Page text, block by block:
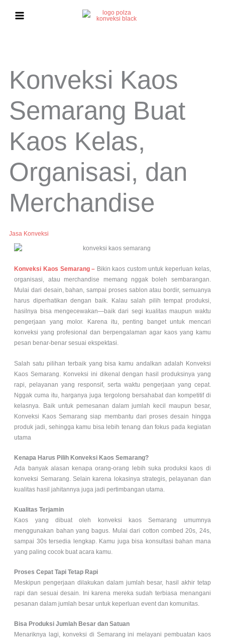
Konveksi Kaos
Semarang Buat
Kaos Kelas,
Organisasi, dan
Merchandise
Jasa Konveksi
Konveksi Kaos Semarang – Bikin kaos custom untuk keperluan kelas,
organisasi, atau merchandise memang nggak boleh sembarangan.
Mulai dari desain, bahan, sampai proses sablon atau bordir, semuanya
harus diperhatikan dengan baik. Kalau salah pilih tempat produksi,
hasilnya bisa mengecewakan—baik dari segi kualitas maupun waktu
pengerjaan yang molor. Karena itu, penting banget untuk mencari
konveksi yang profesional dan berpengalaman agar kaos yang kamu
pesan benar-benar sesuai ekspektasi.
Salah satu pilihan terbaik yang bisa kamu andalkan adalah Konveksi
Kaos Semarang. Konveksi ini dikenal dengan hasil produksinya yang
rapi, pelayanan yang responsif, serta waktu pengerjaan yang cepat.
Nggak cuma itu, harganya juga tergolong bersahabat dan kompetitif di
kelasnya. Baik untuk pemesanan dalam jumlah kecil maupun besar,
Konveksi Kaos Semarang siap membantu dari proses desain hingga
produk jadi, sehingga kamu bisa lebih tenang dan fokus pada kegiatan
utama
Kenapa Harus Pilih Konveksi Kaos Semarang?
Ada banyak alasan kenapa orang-orang lebih suka produksi kaos di
konveksi Semarang. Selain karena lokasinya strategis, pelayanan dan
kualitas hasil jahitannya juga jadi pertimbangan utama.
Kualitas Terjamin
Kaos yang dibuat oleh konveksi kaos Semarang umumnya
menggunakan bahan yang bagus. Mulai dari cotton combed 20s, 24s,
sampai 30s tersedia lengkap. Kamu juga bisa konsultasi bahan mana
yang paling cocok buat acara kamu.
Proses Cepat Tapi Tetap Rapi
Meskipun pengerjaan dilakukan dalam jumlah besar, hasil akhir tetap
rapi dan sesuai desain. Ini karena mereka sudah terbiasa menangani
pesanan dalam jumlah besar untuk keperluan event dan komunitas.
Bisa Produksi Jumlah Besar dan Satuan
Menariknya lagi, konveksi di Semarang ini melayani pembuatan kaos